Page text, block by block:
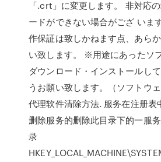
「.crt」に変更します。 非対応
ードができない場合がござ いま
作保証は致しかねます点、あら
い致します。 ※用途にあったソ
ダウンロード・インストールし
うお願い致します。（ソフトウ
代理软件清除方法. 服务在注册表
删除服务的删除此目录下的一服
录